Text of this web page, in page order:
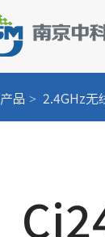
产品 2.4GHz无